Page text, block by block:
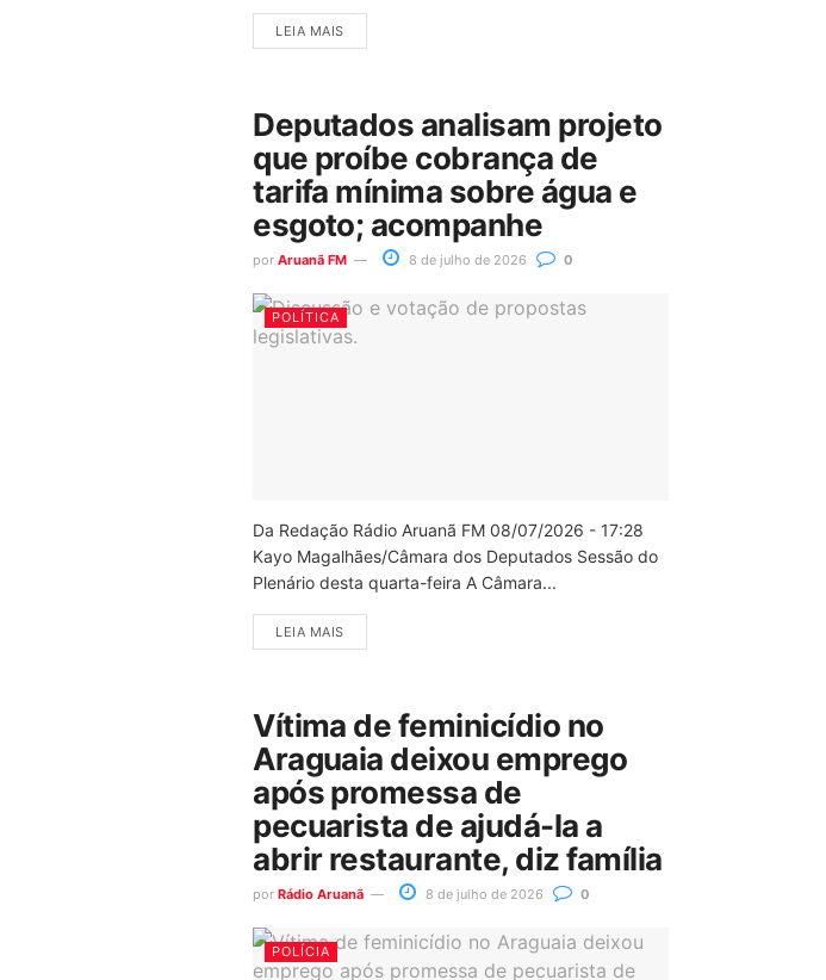
LEIA MAIS
Deputados analisam projeto
que proíbe cobrança de
tarifa mínima sobre água e
esgoto; acompanhe
por Aruanã FM 8 de julho de 2026 0
POLÍTICA
Da Redação Rádio Aruanã FM 08/07/2026 - 17:28
Kayo Magalhães/Câmara dos Deputados Sessão do
Plenário desta quarta-feira A Câmara...
LEIA MAIS
Vítima de feminicídio no
Araguaia deixou emprego
após promessa de
pecuarista de ajudá-la a
abrir restaurante, diz família
por Rádio Aruanã 8 de julho de 2026 0
POLÍCIA